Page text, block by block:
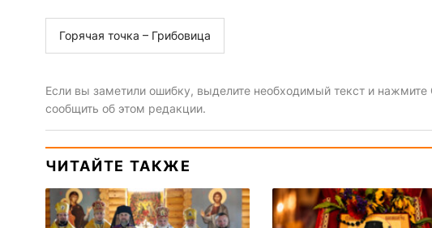
Горячая точка – Грибовица
Если вы заметили ошибку, выделите необходимый текст и нажмите
сообщить об этом редакции.
ЧИТАЙТЕ ТАКЖЕ